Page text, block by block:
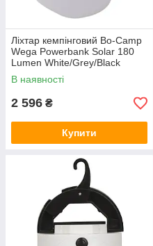
Ліхтар кемпінговий Bo-Camp
Wega Powerbank Solar 180
Lumen White/Grey/Black
(5818735)
В наявності
2 596 ₴
Купити